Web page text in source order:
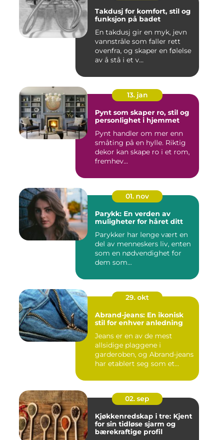
Takdusj for komfort, stil og
funksjon på badet
En takdusj gir en myk, jevn
vannstråle som faller rett
ovenfra, og skaper en følelse
av å stå i et v...
13. jan
Pynt som skaper ro, stil og
personlighet i hjemmet
Pynt handler om mer enn
småting på en hylle. Riktig
dekor kan skape ro i et rom,
fremhev...
01. nov
Parykk: En verden av
muligheter for håret ditt
Parykker har lenge vært en
del av menneskers liv, enten
som en nødvendighet for
dem som...
29. okt
Abrand-jeans: En ikonisk
stil for enhver anledning
Jeans er en av de mest
allsidige plaggene i
garderoben, og Abrand-jeans
har etablert seg som et
02. sep
Kjøkkenredskap i tre: Kjent
for sin tidløse sjarm og
bærekraftige profil